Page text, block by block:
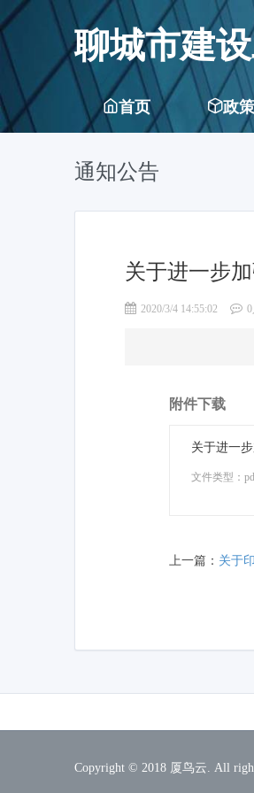
聊城市建
首页 政
通知公告
关于进一步
2020/3/4 14:55:02
附件下载
关于进一
文件类型：
上一篇： 关于
Copyright © 2018 厦鸟云 . All